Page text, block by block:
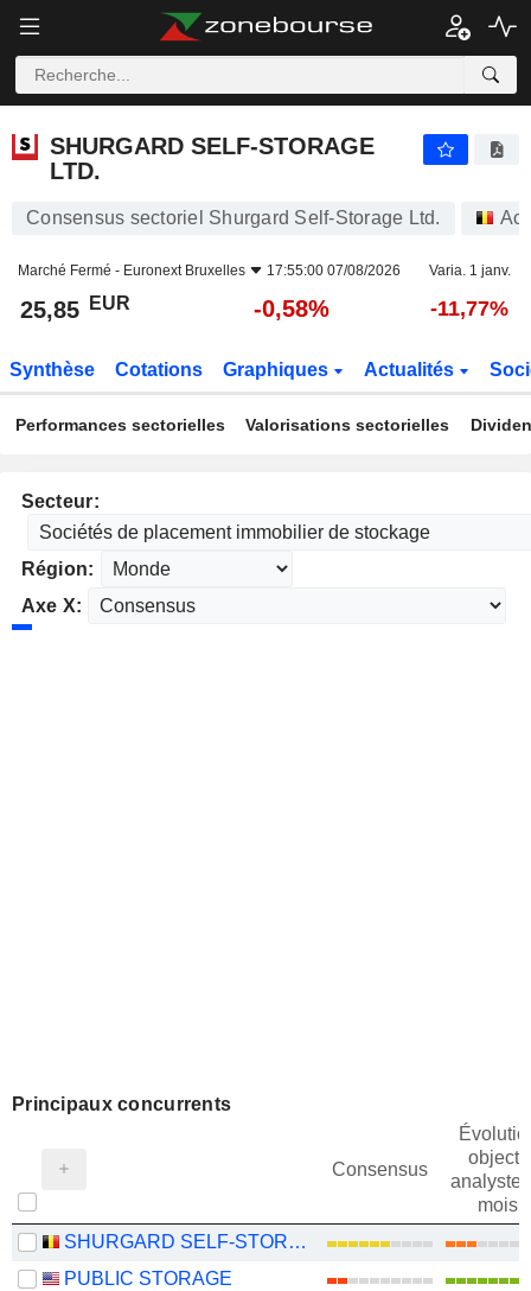
SHURGARD SELF-STORAGE LTD. -0,58%
SHURGARD SELF-STORAGE
LTD.
Consensus sectoriel Shurgard Self-Storage Ltd.
Marché Fermé - Euronext Bruxelles 17:55:00 07/08/2026 Varia. 1 janv.
25,85 EUR -0,58% -11,77%
Synthèse Cotations Graphiques Actualités
Performances sectorielles Valorisations sectorielles
Secteur:
Région:
Axe X:
Principaux concurrents
Consensus
objectif
mois
SHURGARD SELF-STORAGE LTD.
PUBLIC STORAGE